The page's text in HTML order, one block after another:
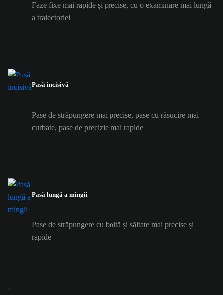
Faze fixe mai rapide și precise, cu o examinare mai lungă
a traiectoriei
Pasă incisivă
Pase de străpungere mai precise, pase cu răsucire mai
curbate, pase de precizie mai rapide
Pasă lungă a mingii
Pase de străpungere cu boltă și săltate mai precise și
rapide